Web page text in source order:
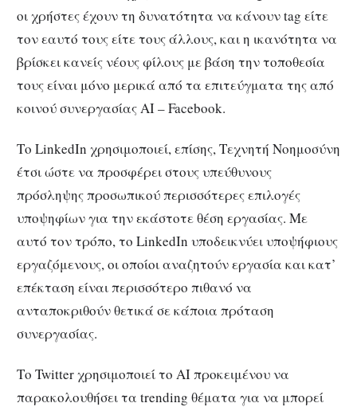
οι χρήστες έχουν τη δυνατότητα να κάνουν tag είτε
τον εαυτό τους είτε τους άλλους, και η ικανότητα να
βρίσκει κανείς νέους φίλους με βάση την τοποθεσία
τους είναι μόνο μερικά από τα επιτεύγματα της από
κοινού συνεργασίας AI – Facebook.
Το LinkedIn χρησιμοποιεί, επίσης, Τεχνητή Νοημοσύνη
έτσι ώστε να προσφέρει στους υπεύθυνους
πρόσληψης προσωπικού περισσότερες επιλογές
υποψηφίων για την εκάστοτε θέση εργασίας. Με
αυτό τον τρόπο, το LinkedIn υποδεικνύει υποψήφιους
εργαζόμενους, οι οποίοι αναζητούν εργασία και κατ’
επέκταση είναι περισσότερο πιθανό να
ανταποκριθούν θετικά σε κάποια πρόταση
συνεργασίας.
Το Twitter χρησιμοποιεί το AI προκειμένου να
παρακολουθήσει τα trending θέματα για να μπορεί